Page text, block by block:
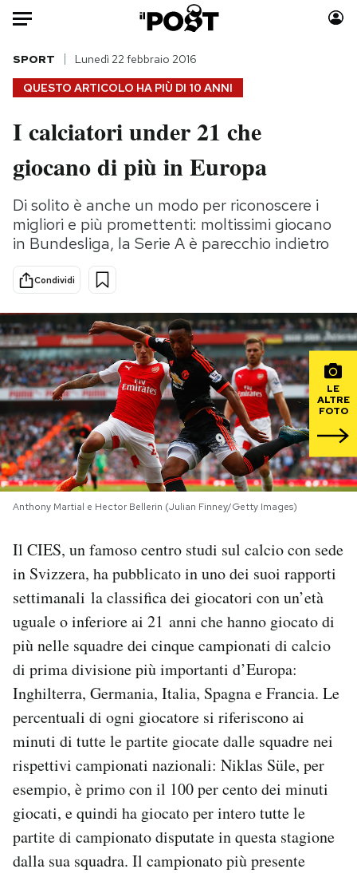
Auto
HOME
Italia
Politica
Tecnologia
Internet
Scienza
Cultura
Economia
Sport
Moda
Consumismi
Storie/Idee
Ok Boomer!
Media
Mondiali calcio 2026
PODCAST
NEWSLETTER
I MIEI PREFERITI
SHOP
CALENDARIO
AREA PERSONALE
Area Personale
Notifiche mobile
Regala il Post
Hai bisogno di aiuto?
Esci
QUESTO ARTICOLO HA PIÙ DI 10 ANNI
SPORT Lunedì 22 febbraio 2016
I calciatori under 21 che
giocano di più in Europa
Di solito è anche un modo per riconoscere i
migliori e più promettenti: moltissimi giocano
in Bundesliga, la Serie A è parecchio indietro
Condividi
LE
ALTRE
FOTO
Anthony Martial e Hector Bellerin (Julian Finney/Getty Images)
Il CIES, un famoso centro studi sul calcio con sede
in Svizzera, ha pubblicato in uno dei suoi rapporti
settimanali la classifica dei giocatori con un’età
uguale o inferiore ai 21 anni che hanno giocato di
più nelle squadre dei cinque campionati di calcio
di prima divisione più importanti d’Europa:
Inghilterra, Germania, Italia, Spagna e Francia. Le
percentuali di ogni giocatore si riferiscono ai
minuti di tutte le partite giocate dalle squadre nei
rispettivi campionati nazionali: Niklas Süle, per
esempio, è primo con il 100 per cento dei minuti
giocati, e quindi ha giocato per intero tutte le
partite di campionato disputate in questa stagione
dalla sua squadra. Il campionato più presente